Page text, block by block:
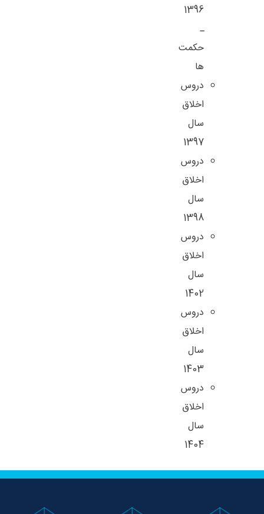
1396
ـ
حکمت
ها
دروس
اخلاق
سال
1397
دروس
اخلاق
سال
1398
دروس
اخلاق
سال
1402
دروس
اخلاق
سال
1403
دروس
اخلاق
سال
1404